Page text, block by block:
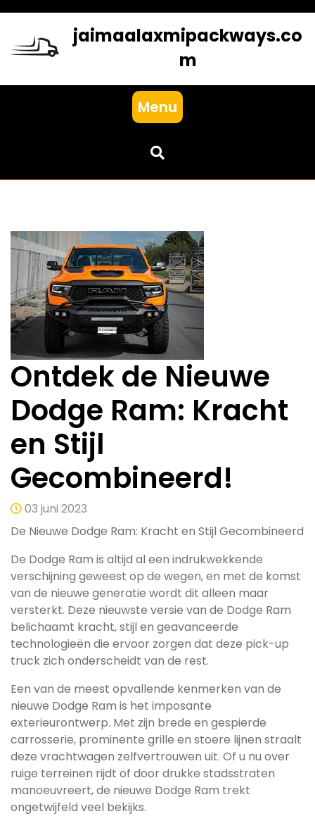
content
jaimaalaxmipackways.co
m
Menu
Ontdek de Nieuwe
Dodge Ram: Kracht
en Stijl
Gecombineerd!
03 juni 2023
De Nieuwe Dodge Ram: Kracht en Stijl Gecombineerd
De Dodge Ram is altijd al een indrukwekkende
verschijning geweest op de wegen, en met de komst
van de nieuwe generatie wordt dit alleen maar
versterkt. Deze nieuwste versie van de Dodge Ram
belichaamt kracht, stijl en geavanceerde
technologieën die ervoor zorgen dat deze pick-up
truck zich onderscheidt van de rest.
Een van de meest opvallende kenmerken van de
nieuwe Dodge Ram is het imposante
exterieurontwerp. Met zijn brede en gespierde
carrosserie, prominente grille en stoere lijnen straalt
deze vrachtwagen zelfvertrouwen uit. Of u nu over
ruige terreinen rijdt of door drukke stadsstraten
manoeuvreert, de nieuwe Dodge Ram trekt
ongetwijfeld veel bekijks.